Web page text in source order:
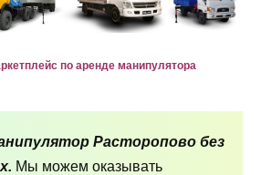
по аренде манипулятора
Расторопово без
Мы можем оказывать